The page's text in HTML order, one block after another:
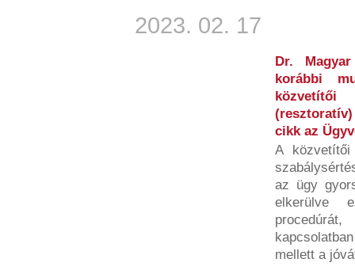
2023. 02. 17
Dr.
korábbi
cikk az
A
az ügy
elkerülve
mellett a